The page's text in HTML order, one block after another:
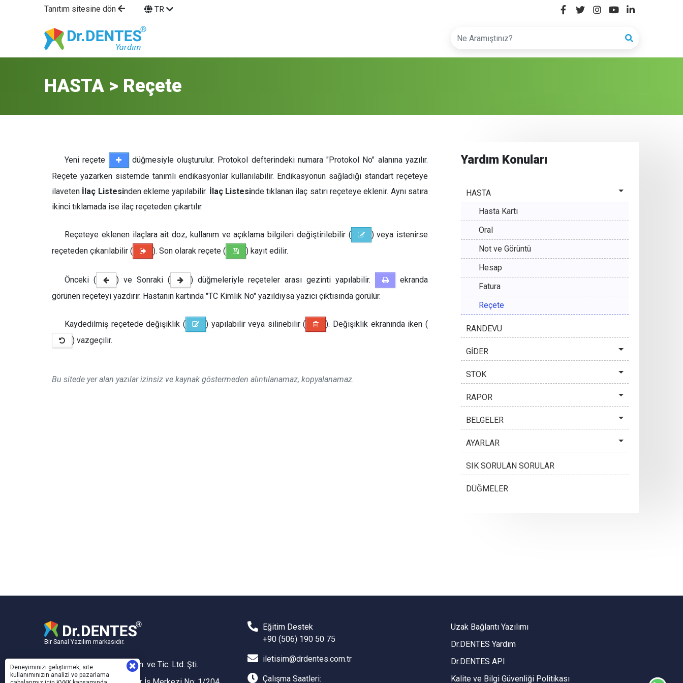
Tanıtım sitesine dön TR
HASTA > Reçete
Yeni reçete
düğmesiyle oluşturulur. Protokol defterindeki numara "Protokol No" alanına yazılır.
Reçete yazarken sistemde tanımlı endikasyonlar kullanılabilir. Endikasyonun sağladığı standart reçeteye
ilaveten İlaç Listesinden ekleme yapılabilir. İlaç Listesinde tıklanan ilaç satırı reçeteye eklenir. Aynı satıra
ikinci tıklamada ise ilaç reçeteden çıkartılır.
Reçeteye eklenen ilaçlara ait doz, kullanım ve açıklama bilgileri değiştirilebilir (
) veya istenirse
reçeteden çıkarılabilir (
). Son olarak reçete ( ) kayıt edilir.
Önceki ( ) ve Sonraki ( ) düğmeleriyle reçeteler arası gezinti yapılabilir.
ekranda
görünen reçeteyi yazdırır. Hastanın kartında "TC Kimlik No" yazıldıysa yazıcı çıktısında görülür.
Kaydedilmiş reçetede değişiklik ( ) yapılabilir veya silinebilir (
). Değişiklik ekranında iken (
) vazgeçilir.
Bu sitede yer alan yazılar izinsiz ve kaynak göstermeden alıntılanamaz, kopyalanamaz.
Yardım Konuları
HASTA
Hasta Kartı
Oral
Not ve Görüntü
Hesap
Fatura
Reçete
RANDEVU
GİDER
STOK
RAPOR
BELGELER
AYARLAR
SIK SORULAN SORULAR
DÜĞMELER
Bir Sanal Yazılım markasıdır.
Sanal Yazılım Bilgisayar San. ve Tic. Ltd. Şti.
Eğitim Destek
+90 (506) 190 50 75
iletisim@drdentes.com.tr
Çalışma Saatleri:
Uzak Bağlantı Yazılımı
Dr.DENTES Yardım
Dr.DENTES API
Kalite ve Bilgi Güvenliği Politikası
Deneyiminizi geliştirmek, site
kullanımınızın analizi ve pazarlama